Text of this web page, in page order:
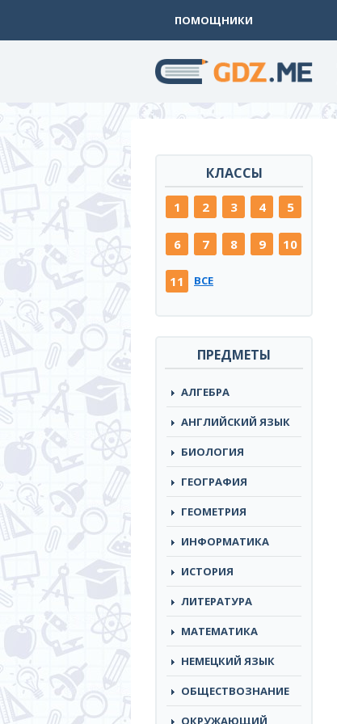
ПОМОЩНИКИ
КЛАССЫ
1 2 3 4 5
6 7 8 9 10
11 ВСЕ
ПРЕДМЕТЫ
АЛГЕБРА
АНГЛИЙСКИЙ ЯЗЫК
БИОЛОГИЯ
ГЕОГРАФИЯ
ГЕОМЕТРИЯ
ИНФОРМАТИКА
ИСТОРИЯ
ЛИТЕРАТУРА
МАТЕМАТИКА
НЕМЕЦКИЙ ЯЗЫК
ОБЩЕСТВОЗНАНИЕ
ОКРУЖАЮЩИЙ